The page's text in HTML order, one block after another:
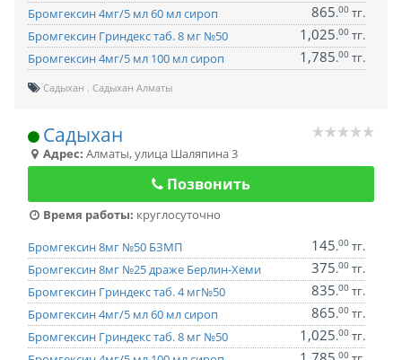
Бромгексин 4мг/5 мл 60 мл сироп
865.00 тг.
Бромгексин Гриндекс таб. 8 мг №50
1,025.00 тг.
Бромгексин 4мг/5 мл 100 мл сироп
1,785.00 тг.
Садыхан Садыхан Алматы
Садыхан
Адрес: Алматы,улица Шаляпина 3
Позвонить
Время работы: круглосуточно
Бромгексин 8мг №50 БЗМП
145.00 тг.
Бромгексин 8мг №25 драже Берлин-Хеми
375.00 тг.
Бромгексин Гриндекс таб. 4 мг№50
835.00 тг.
Бромгексин 4мг/5 мл 60 мл сироп
865.00 тг.
Бромгексин Гриндекс таб. 8 мг №50
1,025.00 тг.
00